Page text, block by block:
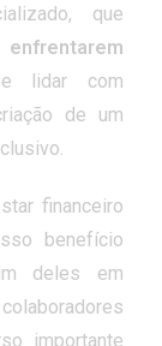
que
lidar com
de um
financeiro
benefício
deles em
importante